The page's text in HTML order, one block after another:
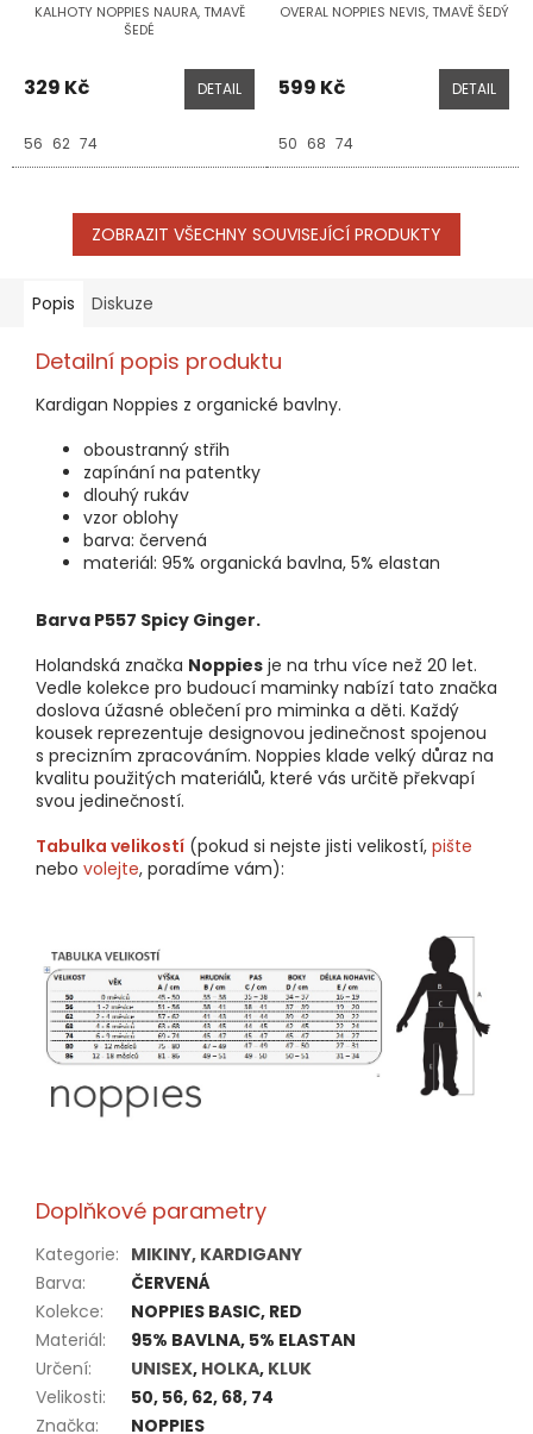
KALHOTY NOPPIES NAURA, TMAVĚ
ŠEDÉ
329 Kč DETAIL
56 62 74
OVERAL NOPPIES NEVIS, TMAVĚ ŠEDÝ
599 Kč DETAIL
50 68 74
ZOBRAZIT VŠECHNY SOUVISEJÍCÍ PRODUKTY
Popis Diskuze
Detailní popis produktu
Kardigan Noppies z organické bavlny.
oboustranný střih
zapínání na patentky
dlouhý rukáv
vzor oblohy
barva: červená
materiál: 95% organická bavlna, 5% elastan
Barva P557 Spicy Ginger.
Holandská značka Noppies je na trhu více než 20 let.
Vedle kolekce pro budoucí maminky nabízí tato značka
doslova úžasné oblečení pro miminka a děti. Každý
kousek reprezentuje designovou jedinečnost spojenou
s precizním zpracováním. Noppies klade velký důraz na
kvalitu použitých materiálů, které vás určitě překvapí
svou jedinečností.
Tabulka velikostí (pokud si nejste jisti velikostí, pište
nebo volejte, poradíme vám):
Doplňkové parametry
Kategorie: MIKINY, KARDIGANY
Barva:
ČERVENÁ
Kolekce:
NOPPIES BASIC, RED
Materiál:
95% BAVLNA, 5% ELASTAN
Určení: UNISEX, HOLKA, KLUK
Velikosti:
50, 56, 62, 68, 74
Značka: NOPPIES